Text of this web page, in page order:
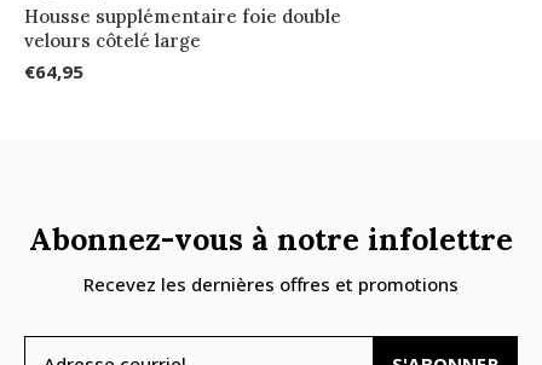
Housse supplémentaire foie double
velours côtelé large
€64,95
Abonnez-vous à notre infolettre
Recevez les dernières offres et promotions